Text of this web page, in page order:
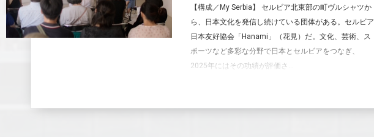
【構成／My Serbia】 セルビア北東部の町ヴルシャツか
ら、日本文化を発信し続けている団体がある。セルビア
日本友好協会「Hanami」（花見）だ。文化、芸術、ス
ポーツなど多彩な分野で日本とセルビアをつなぎ、
2025年にはその功績が評価さ...